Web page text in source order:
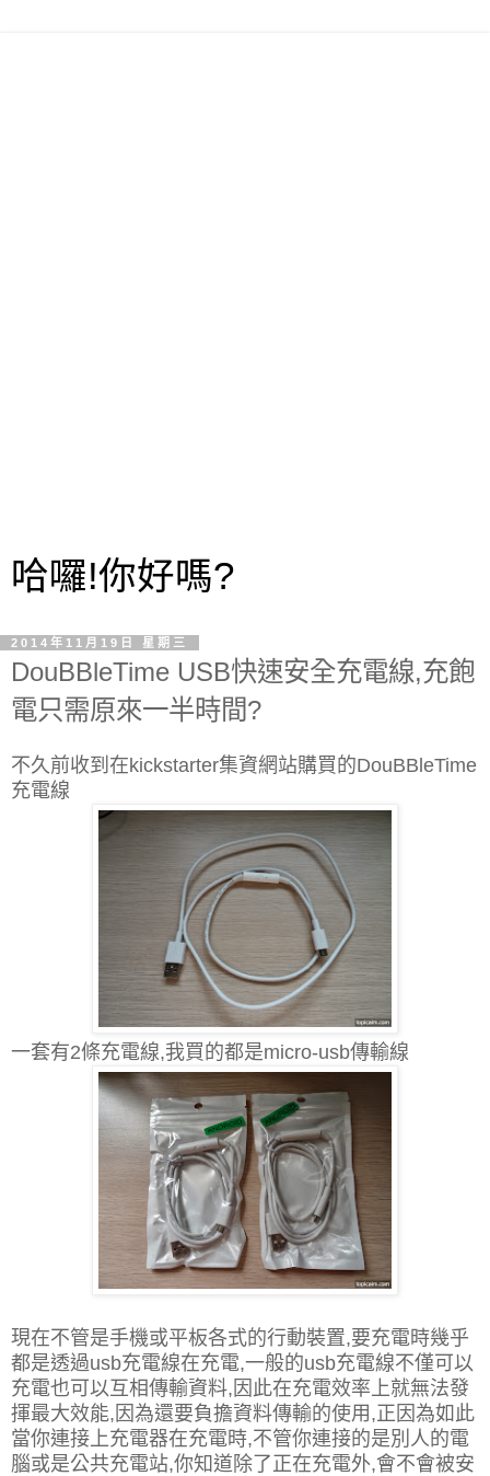
哈囉!你好嗎?
2014年11月19日 星期三
DouBBleTime USB快速安全充電線,充飽
電只需原來一半時間?
不久前收到在kickstarter集資網站購買的DouBBleTime
充電線
一套有2條充電線,我買的都是micro-usb傳輸線
現在不管是手機或平板各式的行動裝置,要充電時幾乎
都是透過usb充電線在充電,一般的usb充電線不僅可以
充電也可以互相傳輸資料,因此在充電效率上就無法發
揮最大效能,因為還要負擔資料傳輸的使用,正因為如此
當你連接上充電器在充電時,不管你連接的是別人的電
腦或是公共充電站,你知道除了正在充電外,會不會被安